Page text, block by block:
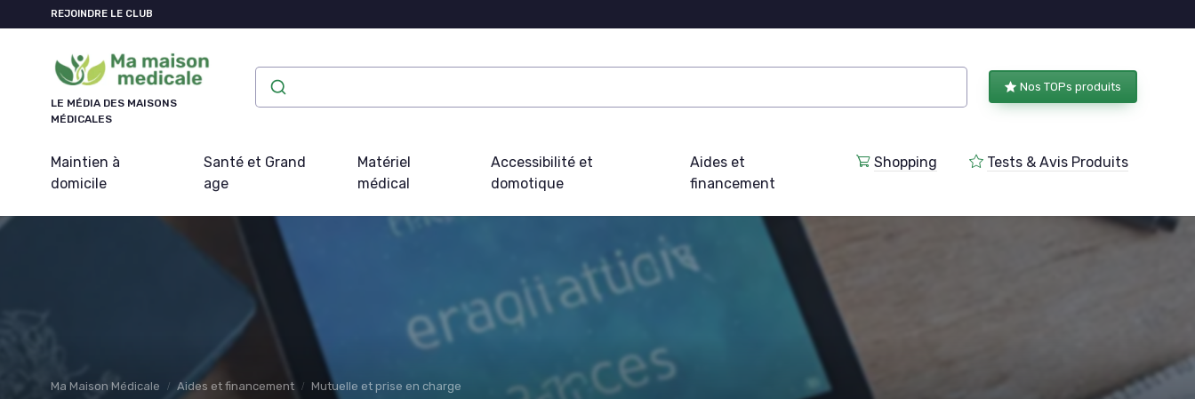
REJOINDRE LE CLUB
LE MÉDIA DES MAISONS
MÉDICALES
Nos TOPs produits
Maintien à
domicile
Santé et Grand
age
Matériel
médical
Accessibilité et
domotique
Aides et
financement
Shopping Tests & Avis Produits
Ma Maison Médicale Aides et financement Mutuelle et prise en charge
Panneau de gestion des cookies